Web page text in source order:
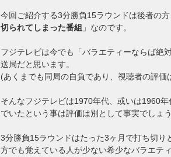
今回ご紹介する3分勝負15ラウンドは後者の
切られてしまった番組 」なのです。
フジテレビは今でも「バラエティーならば絶
送局だと思います。
(あくまでも同局の自負であり、視聴者の評価
そんなフジテレビは1970年代、或いは1960
でいたという事は評価は別として事実でしょう
3分勝負15ラウンドはたった3ヶ月で打ち切り
方でも覚えている人が少ない希少なバラエテ